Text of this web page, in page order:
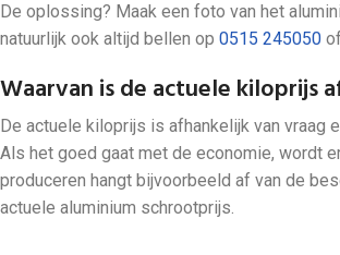
De oplossing? Maak een foto van het
natuurlijk ook altijd bellen op 0515 245050
Waarvan is de actuele kiloprijs
De actuele kiloprijs is afhankelijk van vraag
Als het goed gaat met de economie, wordt
produceren hangt bijvoorbeeld af van de
actuele aluminium schrootprijs.